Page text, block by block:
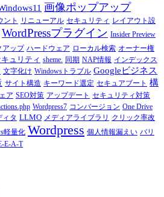
画像ポップアップ
ント リニューアル セキュリティ レイアウト設
WordPressプラグイン Insider Preview
アップ ハードウェア ローカル検索 オーナー権
ュリティ sheme. 同期 NAP情報 インデックス
文字化け Windowsトラブル Googleビジネス
サイト構造 キーワード選定 セキュアブート 構
ア SEO対策 アップデート セキュリティ対策
Wordpress7 コンバージョン One Drive
ィタ LLMO メディアライブラリ
クリック率改
軽量化 Wordpress 個人情報漏えい バリ
E-A-T